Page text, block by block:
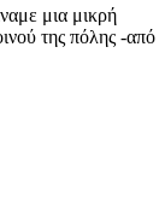
μια μικρή
της πόλης -από